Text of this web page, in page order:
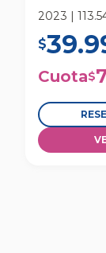
2023 |
$
Cuota$